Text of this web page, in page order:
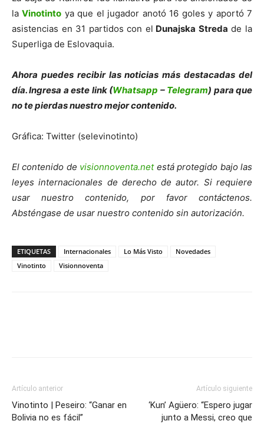
laVinotinto ya que el jugador anotó 16 goles y aportó 7
asistencias en 31 partidos con el Dunajska Streda de la
Superliga de Eslovaquia.
Ahora puedes recibir las noticias más destacadas del
día. Ingresa a este link (Whatsapp – Telegram) para que
no te pierdas nuestro mejor contenido.
Gráfica: Twitter (selevinotinto)
El contenido de visionnoventa.netestá protegido bajo las
leyes internacionales de derecho de autor. Si requiere
usar nuestro contenido, por favor contáctenos.
Absténgase de usar nuestro contenido sin autorización.
ETIQUETAS Internacionales Lo Más Visto
Novedades
Vinotinto
Visionnoventa
Artículo anterior
Vinotinto | Peseiro: “Ganar en
Bolivia no es fácil”
Artículo siguiente
‘Kun’ Agüero: “Espero jugar
junto a Messi, creo que